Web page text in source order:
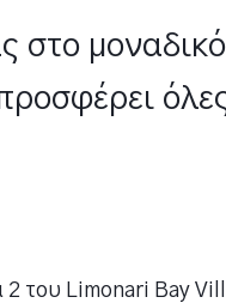
στο
2 του Limonari Bay